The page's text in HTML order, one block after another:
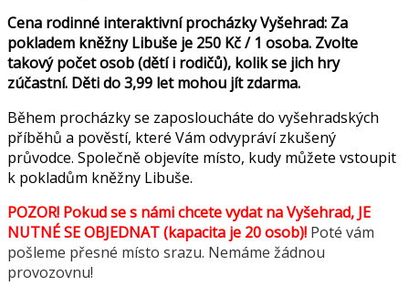
Cena rodinné interaktivní procházky Vyšehrad: Za
pokladem kněžny Libuše je 250 Kč / 1 osoba. Zvolte
takový počet osob (dětí i rodičů), kolik se jich hry
zúčastní. Děti do 3,99 let mohou jít zdarma.
Během procházky se zaposloucháte do vyšehradských
příběhů a pověstí, které Vám odvypráví zkušený
průvodce. Společně objevíte místo, kudy můžete vstoupit
k pokladům kněžny Libuše.
POZOR! Pokud se s námi chcete vydat na Vyšehrad, JE
NUTNÉ SE OBJEDNAT (kapacita je 20 osob)! Poté vám
pošleme přesné místo srazu. Nemáme žádnou
provozovnu!